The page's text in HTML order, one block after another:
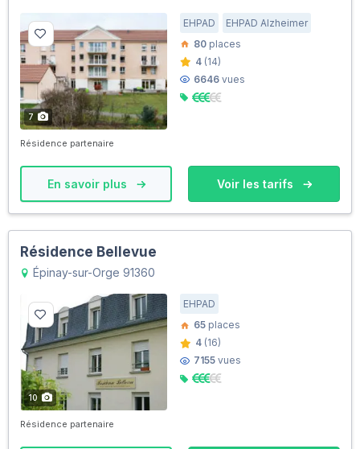
7
EHPAD
EHPAD Alzheimer
80 places
4 (14)
6646 vues
Résidence partenaire
En savoir plus Voir les tarifs
Résidence Bellevue
Épinay-sur-Orge 91360
10
EHPAD
65 places
4 (16)
7155 vues
Résidence partenaire